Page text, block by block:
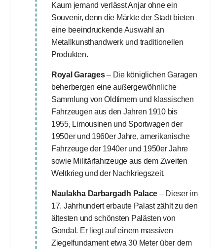
Kaum jemand verlässt Anjar ohne ein
Souvenir, denn die Märkte der Stadt bieten
eine beeindruckende Auswahl an
Metallkunsthandwerk und traditionellen
Produkten.
Royal Garages– Die königlichen Garagen
beherbergen eine außergewöhnliche
Sammlung von Oldtimern und klassischen
Fahrzeugen aus den Jahren 1910 bis
1955, Limousinen und Sportwagen der
1950er und 1960er Jahre, amerikanische
Fahrzeuge der 1940er und 1950er Jahre
sowie Militärfahrzeuge aus dem Zweiten
Weltkrieg und der Nachkriegszeit.
Naulakha Darbargadh Palace– Dieser im
17. Jahrhundert erbaute Palast zählt zu den
ältesten und schönsten Palästen von
Gondal. Er liegt auf einem massiven
Ziegelfundament etwa 30 Meter über dem